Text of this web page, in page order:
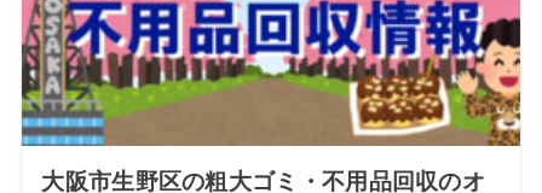
大阪市生野区の粗大ゴミ・不用品回収のオ